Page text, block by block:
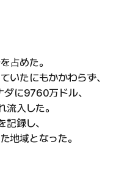
占めた。
いたにもかかわらず、
に9760万ドル、
入した。
録し、
地域となった。